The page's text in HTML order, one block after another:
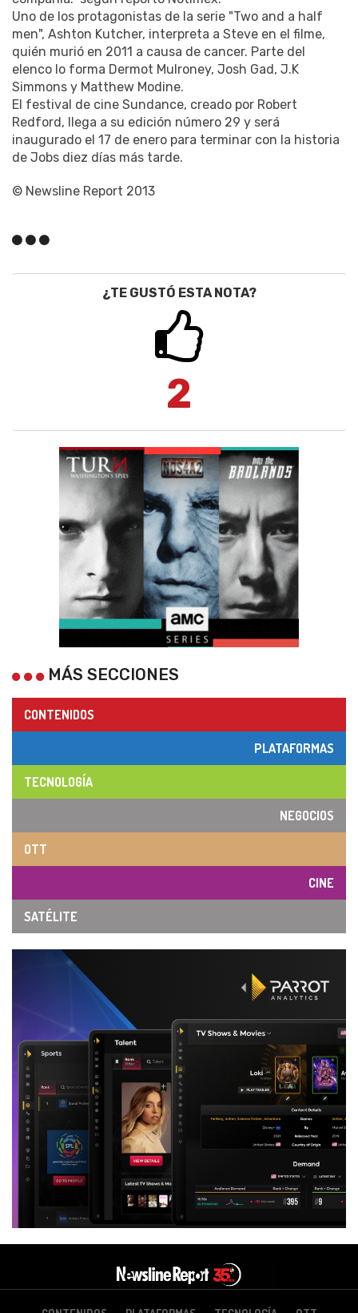
Uno de los protagonistas de la serie "Two and a half
men", Ashton Kutcher, interpreta a Steve en el filme,
quién murió en 2011 a causa de cancer. Parte del
elenco lo forma Dermot Mulroney, Josh Gad, J.K
Simmons y Matthew Modine.
El festival de cine Sundance, creado por Robert
Redford, llega a su edición número 29 y será
inaugurado el 17 de enero para terminar con la historia
de Jobs diez días más tarde.
© Newsline Report 2013
¿TE GUSTÓ ESTA NOTA?
2
MÁS SECCIONES
CONTENIDOS
PLATAFORMAS
TECNOLOGÍA
NEGOCIOS
OTT
CINE
SATÉLITE